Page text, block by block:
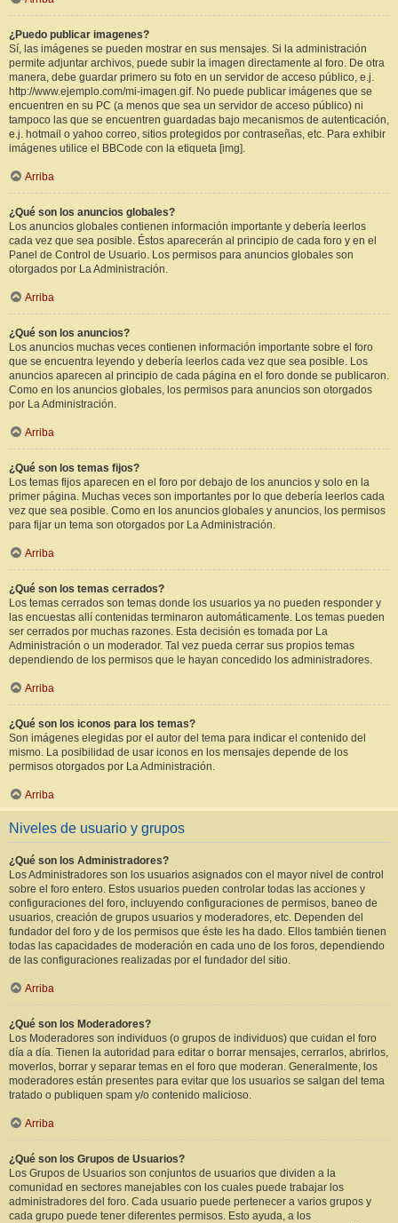
¿Puedo publicar imagenes?
Sí, las imágenes se pueden mostrar en sus mensajes. Si la administración
permite adjuntar archivos, puede subir la imagen directamente al foro. De otra
manera, debe guardar primero su foto en un servidor de acceso público, e.j.
http://www.ejemplo.com/mi-imagen.gif. No puede publicar imágenes que se
encuentren en su PC (a menos que sea un servidor de acceso público) ni
tampoco las que se encuentren guardadas bajo mecanismos de autenticación,
e.j. hotmail o yahoo correo, sitios protegidos por contraseñas, etc. Para exhibir
imágenes utilice el BBCode con la etiqueta [img].
Arriba
¿Qué son los anuncios globales?
Los anuncios globales contienen información importante y debería leerlos
cada vez que sea posible. Éstos aparecerán al principio de cada foro y en el
Panel de Control de Usuario. Los permisos para anuncios globales son
otorgados por La Administración.
Arriba
¿Qué son los anuncios?
Los anuncios muchas veces contienen información importante sobre el foro
que se encuentra leyendo y debería leerlos cada vez que sea posible. Los
anuncios aparecen al principio de cada página en el foro donde se publicaron.
Como en los anuncios globales, los permisos para anuncios son otorgados
por La Administración.
Arriba
¿Qué son los temas fijos?
Los temas fijos aparecen en el foro por debajo de los anuncios y solo en la
primer página. Muchas veces son importantes por lo que debería leerlos cada
vez que sea posible. Como en los anuncios globales y anuncios, los permisos
para fijar un tema son otorgados por La Administración.
Arriba
¿Qué son los temas cerrados?
Los temas cerrados son temas donde los usuarios ya no pueden responder y
las encuestas allí contenidas terminaron automáticamente. Los temas pueden
ser cerrados por muchas razones. Esta decisión es tomada por La
Administración o un moderador. Tal vez pueda cerrar sus propios temas
dependiendo de los permisos que le hayan concedido los administradores.
Arriba
¿Qué son los iconos para los temas?
Son imágenes elegidas por el autor del tema para indicar el contenido del
mismo. La posibilidad de usar iconos en los mensajes depende de los
permisos otorgados por La Administración.
Arriba
Niveles de usuario y grupos
¿Qué son los Administradores?
Los Administradores son los usuarios asignados con el mayor nivel de control
sobre el foro entero. Estos usuarios pueden controlar todas las acciones y
configuraciones del foro, incluyendo configuraciones de permisos, baneo de
usuarios, creación de grupos usuarios y moderadores, etc. Dependen del
fundador del foro y de los permisos que éste les ha dado. Ellos también tienen
todas las capacidades de moderación en cada uno de los foros, dependiendo
de las configuraciones realizadas por el fundador del sitio.
Arriba
¿Qué son los Moderadores?
Los Moderadores son individuos (o grupos de individuos) que cuidan el foro
día a día. Tienen la autoridad para editar o borrar mensajes, cerrarlos, abrirlos,
moverlos, borrar y separar temas en el foro que moderan. Generalmente, los
moderadores están presentes para evitar que los usuarios se salgan del tema
tratado o publiquen spam y/o contenido malicioso.
Arriba
¿Qué son los Grupos de Usuarios?
Los Grupos de Usuarios son conjuntos de usuarios que dividen a la
comunidad en sectores manejables con los cuales puede trabajar los
administradores del foro. Cada usuario puede pertenecer a varios grupos y
cada grupo puede tener diferentes permisos. Esto ayuda, a los